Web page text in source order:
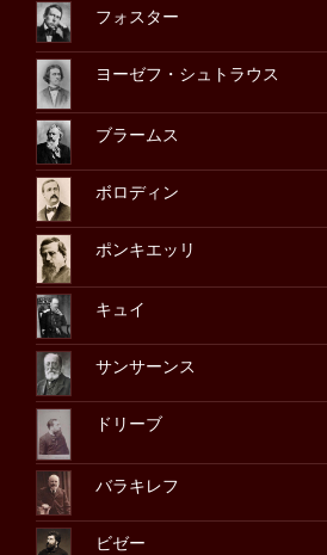
フォスター
ヨーゼフ・シュトラウス
ブラームス
ボロディン
ポンキエッリ
キュイ
サンサーンス
ドリーブ
バラキレフ
ビゼー